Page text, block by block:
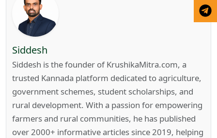
Siddesh
Siddesh is the founder of KrushikaMitra.com, a
trusted Kannada platform dedicated to agriculture,
government schemes, student scholarships, and
rural development. With a passion for empowering
farmers and rural communities, he has published
over 2000+ informative articles since 2019, helping